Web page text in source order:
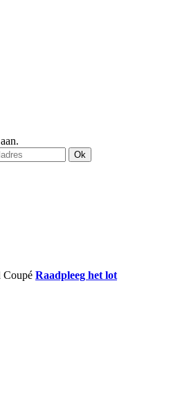
Ok
Raadpleeg het lot